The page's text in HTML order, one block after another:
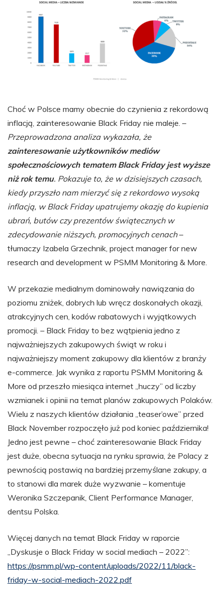
Choć w Polsce mamy obecnie do czynienia z rekordową
inflacją, zainteresowanie Black Friday nie maleje. –
Przeprowadzona analiza wykazała, że
zainteresowanie użytkowników mediów
społecznościowych tematem Black Friday jest wyższe
niż rok temu. Pokazuje to, że w dzisiejszych czasach,
kiedy przyszło nam mierzyć się z rekordowo wysoką
inflacją, w Black Friday upatrujemy okazję do kupienia
ubrań, butów czy prezentów świątecznych w
zdecydowanie niższych, promocyjnych cenach–
tłumaczy Izabela Grzechnik, project manager for new
research and development w PSMM Monitoring & More.
W przekazie medialnym dominowały nawiązania do
poziomu zniżek, dobrych lub wręcz doskonałych okazji,
atrakcyjnych cen, kodów rabatowych i wyjątkowych
promocji. – Black Friday to bez wątpienia jedno z
najważniejszych zakupowych świąt w roku i
najważniejszy moment zakupowy dla klientów z branży
e-commerce. Jak wynika z raportu PSMM Monitoring &
More od przeszło miesiąca internet „huczy” od liczby
wzmianek i opinii na temat planów zakupowych Polaków.
Wielu z naszych klientów działania „teaser’owe” przed
Black November rozpoczęło już pod koniec października!
Jedno jest pewne – choć zainteresowanie Black Friday
jest duże, obecna sytuacja na rynku sprawia, że Polacy z
pewnością postawią na bardziej przemyślane zakupy, a
to stanowi dla marek duże wyzwanie – komentuje
Weronika Szczepanik, Client Performance Manager,
dentsu Polska.
Więcej danych na temat Black Friday w raporcie
„Dyskusje o Black Friday w social mediach – 2022”:
https://psmm.pl/wp-content/uploads/2022/11/black-
friday-w-social-mediach-2022.pdf